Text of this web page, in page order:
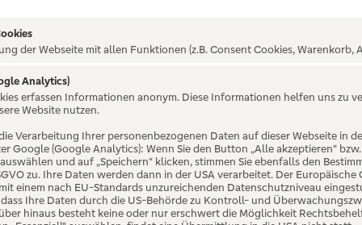
NICHT
der Webseite mit allen Funktionen (z.B. Consent Cookies, Warenkorb,
Analytics)
erfassen Informationen anonym. Diese Informationen helfen uns zu
Website nutzen.
Verarbeitung Ihrer personenbezogenen Daten auf dieser Webseite in
Google (Google Analytics): Wenn Sie den Button „Alle akzeptieren“
und auf „Speichern“ klicken, stimmen Sie ebenfalls den
zu. Ihre Daten werden dann in der USA verarbeitet. Der
einem nach EU-Standards unzureichenden Datenschutzniveau
Ihre Daten durch die US-Behörde zu Kontroll- und
hinaus besteht keine oder nur erschwert die Möglichkeit